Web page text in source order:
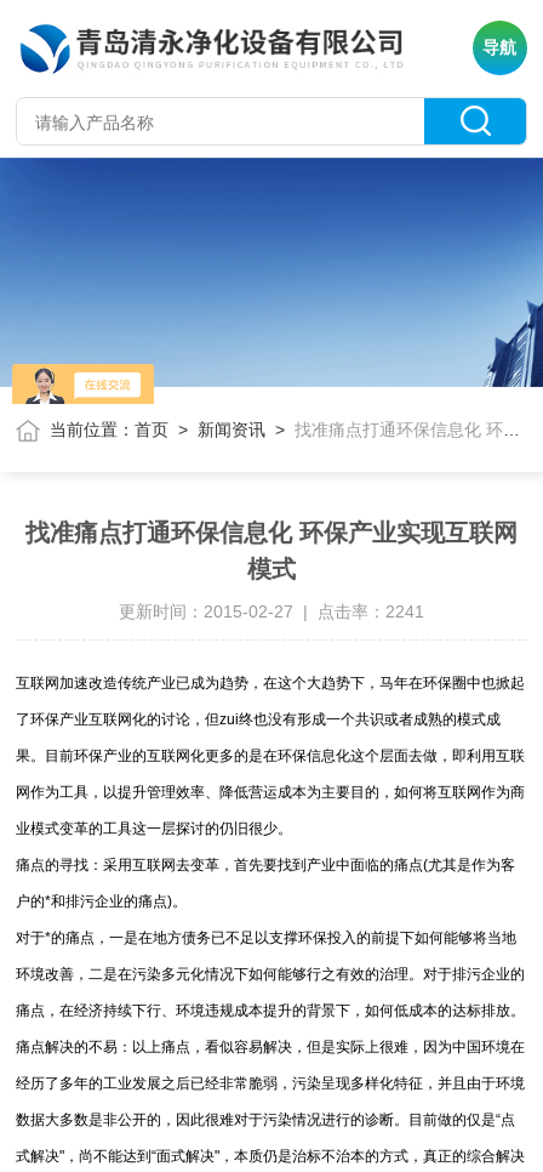
导航
当前位置：首页 > 新闻资讯 >找准痛点打通环保信息化 环保产业实现互联网模式
找准痛点打通环保信息化 环保产业实现互联网
模式
更新时间：2015-02-27 | 点击率：2241
互联网加速改造传统产业已成为趋势，在这个大趋势下，马年在环保圈中也掀起
了环保产业互联网化的讨论，但zui终也没有形成一个共识或者成熟的模式成
果。目前环保产业的互联网化更多的是在环保信息化这个层面去做，即利用互联
网作为工具，以提升管理效率、降低营运成本为主要目的，如何将互联网作为商
业模式变革的工具这一层探讨的仍旧很少。
痛点的寻找：采用互联网去变革，首先要找到产业中面临的痛点(尤其是作为客
户的*和排污企业的痛点)。
对于*的痛点，一是在地方债务已不足以支撑环保投入的前提下如何能够将当地
环境改善，二是在污染多元化情况下如何能够行之有效的治理。对于排污企业的
痛点，在经济持续下行、环境违规成本提升的背景下，如何低成本的达标排放。
痛点解决的不易：以上痛点，看似容易解决，但是实际上很难，因为中国环境在
经历了多年的工业发展之后已经非常脆弱，污染呈现多样化特征，并且由于环境
数据大多数是非公开的，因此很难对于污染情况进行的诊断。目前做的仅是“点
式解决"，尚不能达到“面式解决"，本质仍是治标不治本的方式，真正的综合解决